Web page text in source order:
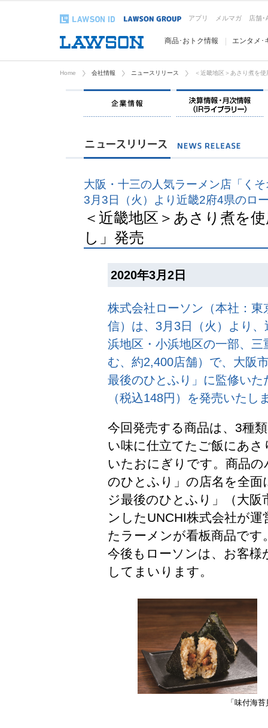
アプリ メルマガ 店舗･
商品･おトク情報 エンタメ･
Home 会社情報 ニュースリリース ＜近畿地区＞あさり煮を
企業情報
大阪・十三の人気ラーメン店「く
3月3日（火）より近畿2府4県のロ
＜近畿地区＞あさり煮を
し」発売
2020年3月2日
株式会社ローソン（本社：
信）は、3月3日（火）より
浜地区・小浜地区の一部、
む、約2,400店舗）で、大阪
最後のひとふり」に監修い
（税込148円）を発売いたし
今回発売する商品は、3種
い味に仕立てたご飯にあ
いたおにぎりです。商品
のひとふり」の店名を全
ジ最後のひとふり」（大阪
ンしたUNCHI株式会社が
たラーメンが看板商品です
今後もローソンは、お客
してまいります。
「味付海